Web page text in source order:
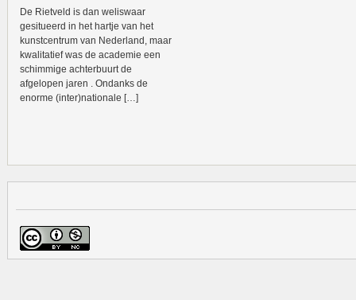
De Rietveld is dan weliswaar
gesitueerd in het hartje van het
kunstcentrum van Nederland, maar
kwalitatief was de academie een
schimmige achterbuurt de
afgelopen jaren . Ondanks de
enorme (inter)nationale […]